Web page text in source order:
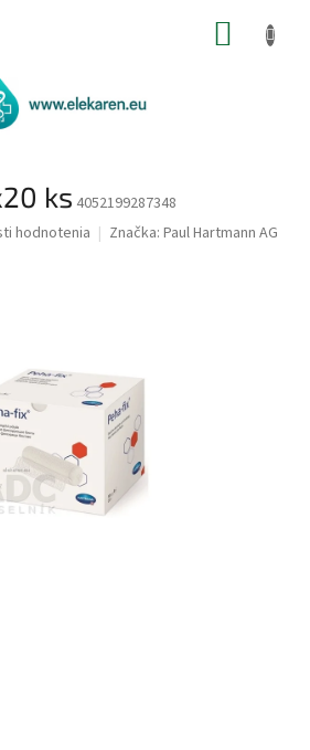
ks 4052199287348
hodnotenia Značka: Paul Hartmann AG